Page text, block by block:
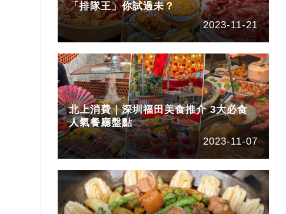
「排隊王」你試過未？
2023-11-21
北上消費｜深圳福田美食推介 3大必食
人氣餐廳盤點
2023-11-07